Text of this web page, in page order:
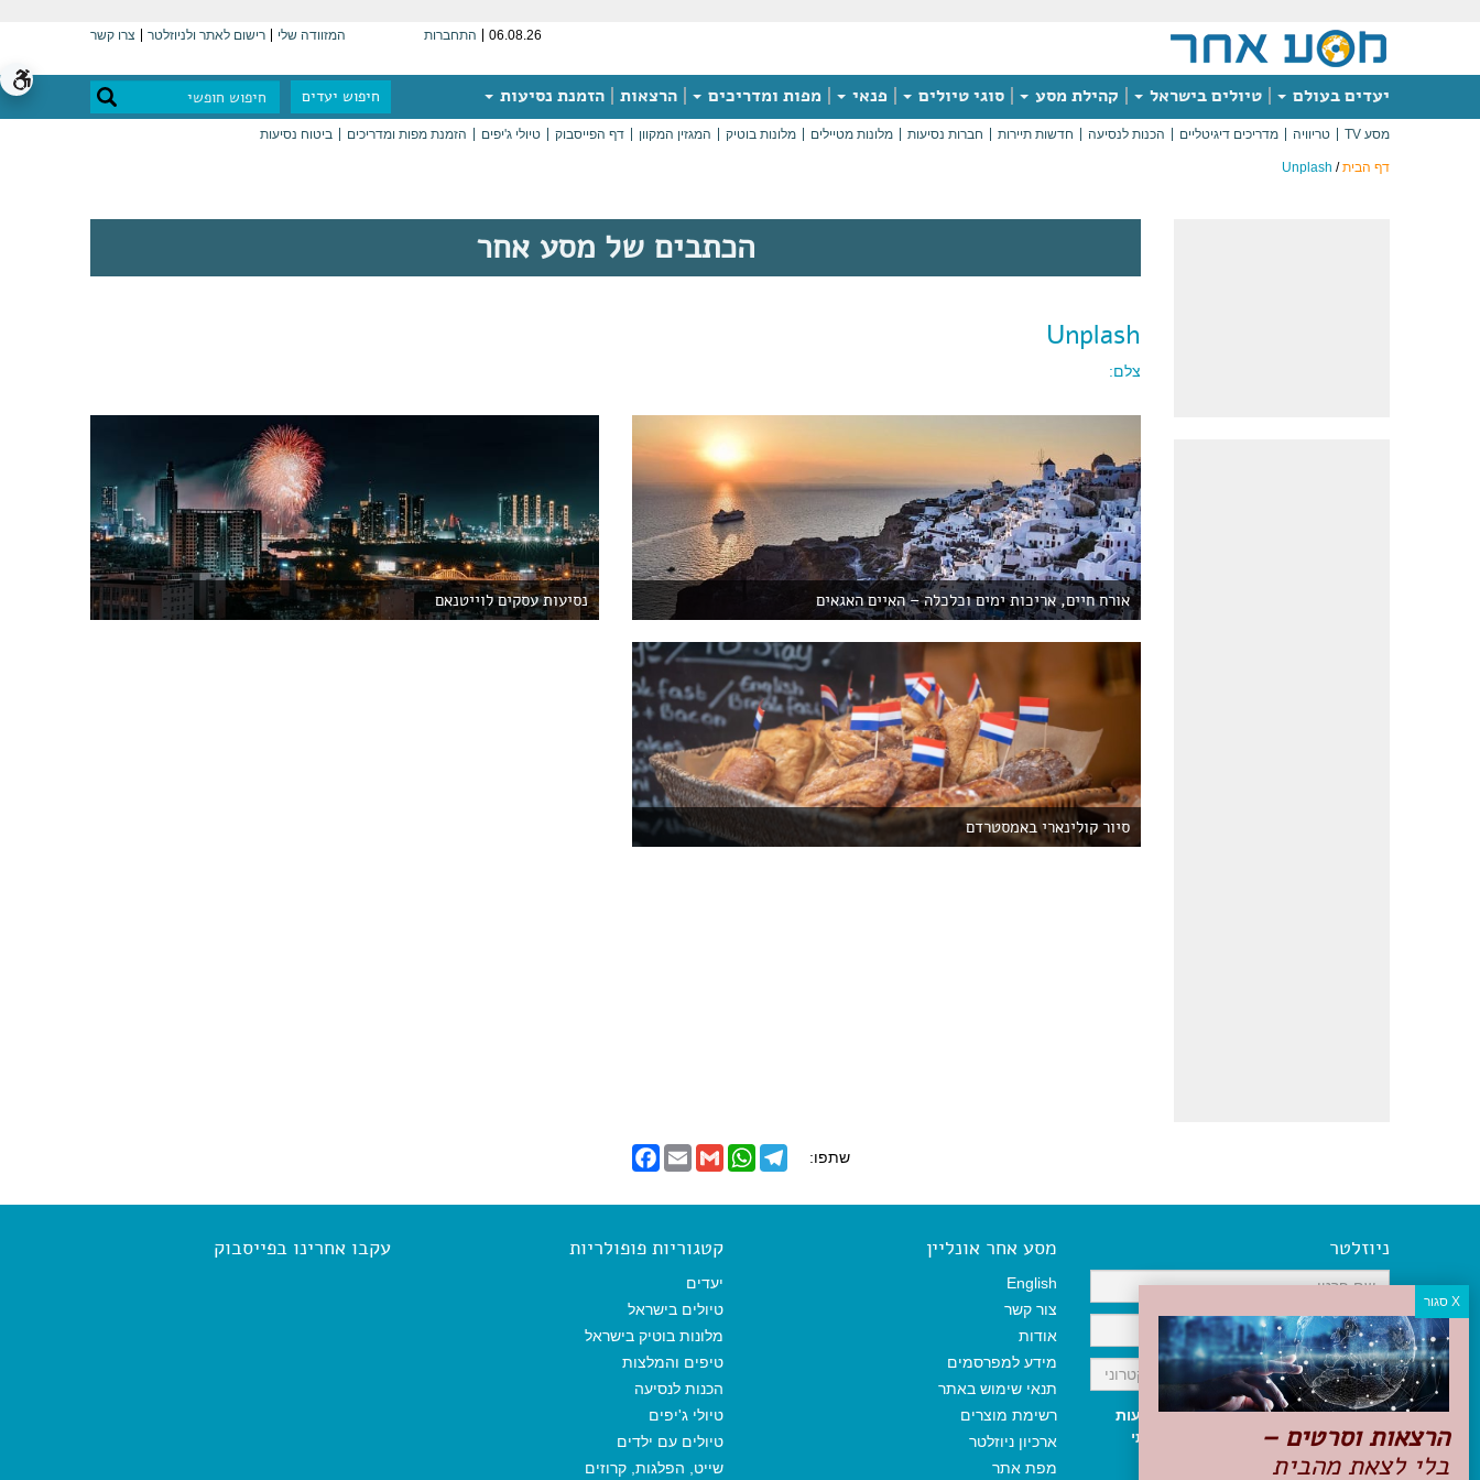
06.08.26 התחברות המזוודה שלי רישום לאתר ולניוזלטר צרו קשר
יעדים בעולם טיולים בישראל קהילת מסע סוגי טיולים פנאי מפות ומדריכים הרצאות הזמנת נסיעות חיפוש יעדים
מסע TV טריוויה מדריכים דיגיטליים הכנות לנסיעה חדשות תיירות חברות נסיעות מלונות מטיילים מלונות בוטיק המגזין המקוון דף הפייסבוק טיולי ג'יפים הזמנת מפות ומדריכים ביטוח נסיעות
דף הבית/
Unplash
הכתבים של מסע אחר
Unplash
צלם:
אורח חיים, אריכות ימים וכלכלה – האיים האגאים נסיעות עסקים לוייטנאם
סיור קולינארי באמסטרדם
שתפו:
F
a
e
o
o
E
m
i
G
m
i
W
h
t
T
e
e
ניוזלטר
אני מאשר/ת קבלת ניוזלטר והודעות
שיווקיות, ומאשר/ת כי קראתי והסכמתי
לתקנון האתר ולמדיניות הפרטיות
מסע אחר אונליין
English
צור קשר
אודות
מידע למפרסמים
תנאי שימוש באתר
רשימת מוצרים
ארכיון ניוזלטר
מפת אתר
קטגוריות פופולריות
יעדים
טיולים בישראל
מלונות בוטיק בישראל
טיפים והמלצות
הכנות לנסיעה
טיולי ג'יפים
טיולים עם ילדים
שייט, הפלגות, קרוזים
עקבו אחרינו בפייסבוק
הרצאות וסרטים –
בלי לצאת מהבית